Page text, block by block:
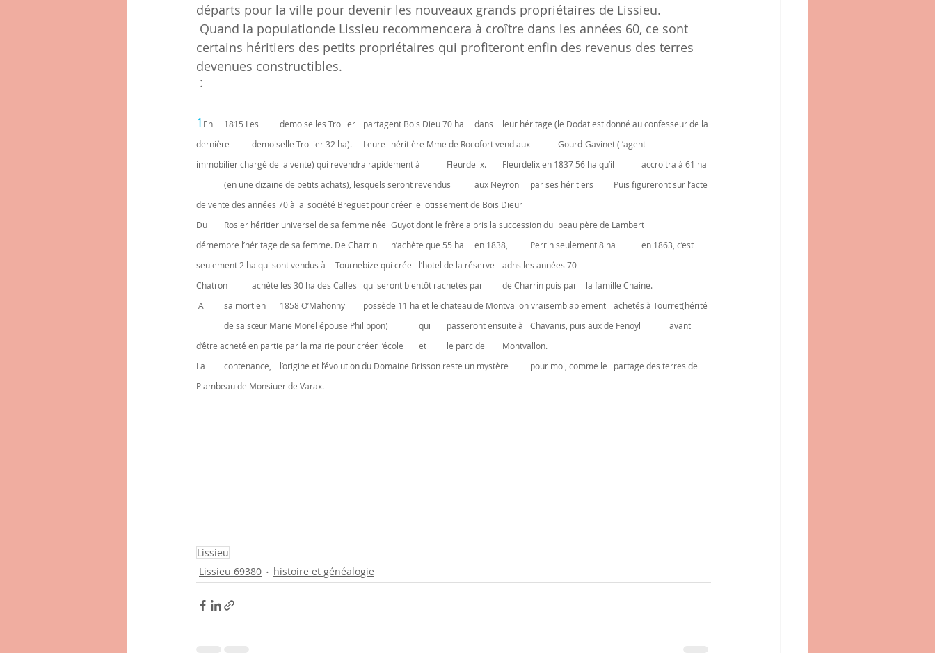
départs pour la ville pour devenir les nouveaux grands propriétaires de Lissieu.
certains héritiers des petits propriétaires qui profiteront enfin des revenus des terres
devenues constructibles.
:
1 En 	1815 Les 	demoiselles Trollier 	partagent Bois Dieu 70 ha 	dans 	leur héritage (le Dodat est donné au confesseur de la
dernière 	demoiselle Trollier 32 ha). 	Leure 	héritière Mme de Rocofort vend aux 	Gourd-Gavinet (l’agent
immobilier chargé de la vente) qui revendra rapidement à 	Fleurdelix. 	Fleurdelix en 1837 56 ha qu’il 	accroitra à 61 ha
de vente des années 70 à la 	société Breguet pour créer le lotissement de Bois Dieur
Du 	Rosier héritier universel de sa femme née 	Guyot dont le frère a pris la succession du 	beau père de Lambert
démembre l’héritage de sa femme. De Charrin 	n’achète que 55 ha 	en 1838, 	Perrin seulement 8 ha 	en 1863, c’est
seulement 2 ha qui sont vendus à 	Tournebize qui crée 	l’hotel de la réserve 	adns les années 70
Chatron 	achète les 30 ha des Calles 	qui seront bientôt rachetés par 	de Charrin puis par 	la famille Chaine.
d’être acheté en partie par la mairie pour créer l’école 	et 	le parc de 	Montvallon.
La 	contenance, 	l’origine et l’évolution du Domaine Brisson reste un mystère 	pour moi, comme le 	partage des terres de
Plambeau de Monsiuer de Varax.
Lissieu
Lissieu 69380
histoire et généalogie